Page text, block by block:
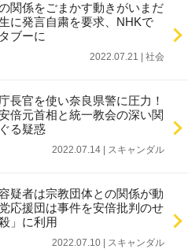
関係をごまかす動きがいまだ
に発言自粛を要求、NHKで
ブーに
2022.07.21 | 社会
長官を使い奈良県警に圧力！
倍元首相と統一教会の深い関
る疑惑
2022.07.14 | スキャンダル
疑者は宗教団体との関係が動
応援団は事件を安倍批判のせ
」に利用
2022.07.10 | スキャンダル